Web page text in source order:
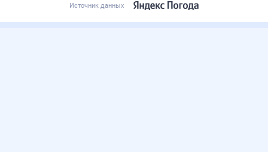
Источник данных